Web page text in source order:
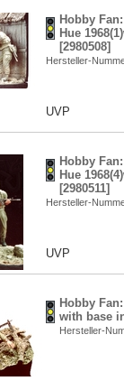
Hobby
Hue
[2980508]
Hersteller-
UVP
Hobby
Hue
[2980511]
Hersteller-
UVP
Hobby
with base
Hersteller-